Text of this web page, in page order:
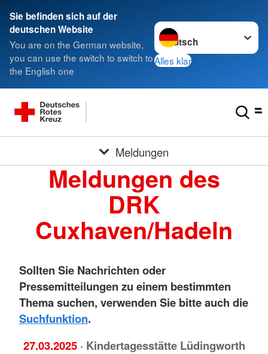
Sie befinden sich auf der
deutschen Website
You are on the German website,
you can use the switch to switch to
the English one
Sprache wechseln zu
Alles klar
Meldungen
Meldungen des
DRK
Cuxhaven/Hadeln
Sollten Sie Nachrichten oder
Pressemitteilungen zu einem bestimmten
Thema suchen, verwenden Sie bitte auch die
Suchfunktion.
27.03.2025 · Kindertagesstätte Lüdingworth